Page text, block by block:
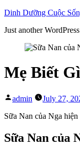
Skip
content
Dinh Dưỡng Cuộc
Just another
Mẹ Biết
Posted
admin July 27,
Sữa Nan của Nga
Sữa Nan của